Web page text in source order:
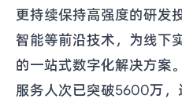
更持续保持高强度的研发
智能等前沿技术，为线下
的一站式数字化解决方案
服务人次已突破5600万